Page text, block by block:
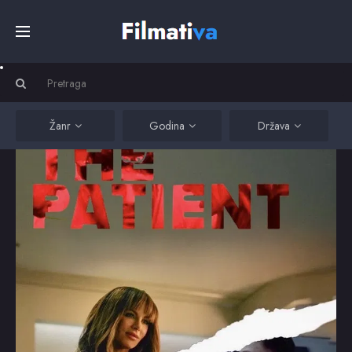
Filmovi
Serije
Top
Žanr Godina Država